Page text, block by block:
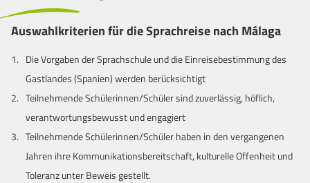
Auswahlkriterien für die Sprachreise nach Málaga
Die Vorgaben der Sprachschule und die Einreisebestimmung des
Gastlandes (Spanien) werden berücksichtigt
Teilnehmende Schülerinnen/Schüler sind zuverlässig, höflich,
verantwortungsbewusst und engagiert
Teilnehmende Schülerinnen/Schüler haben in den vergangenen
Jahren ihre Kommunikationsbereitschaft, kulturelle Offenheit und
Toleranz unter Beweis gestellt.